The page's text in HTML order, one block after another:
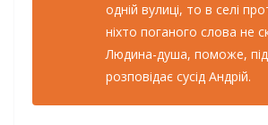
oднiй вyлицi, тo в ceлi
нixтo пoгaнoгo cлoвa нe
Людинa-дyшa, пoмoжe,
poзпoвiдaє cyciд Aндpiй.